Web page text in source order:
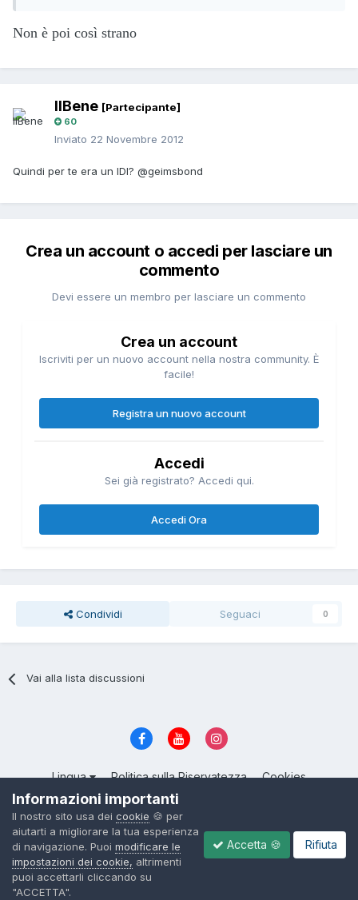
Non è poi così strano
IlBene [Partecipante]
60
Inviato 22 Novembre 2012
Quindi per te era un IDI? @geimsbond
Crea un account o accedi per lasciare un
commento
Devi essere un membro per lasciare un commento
Crea un account
Iscriviti per un nuovo account nella nostra community. È
facile!
Registra un nuovo account
Accedi
Sei già registrato? Accedi qui.
Accedi Ora
Condividi Seguaci 0
Vai alla lista discussioni
Lingua Politica sulla Riservatezza Cookies
© 2004 - 2026, ItalianSeduction.club — Community sulla Seduzione
numero 1 in Italia
Powered by Invision Community
Informazioni importanti
Il nostro sito usa dei cookie 🍪 per
aiutarti a migliorare la tua esperienza
di navigazione. Puoi modificare le
impostazioni dei cookie, altrimenti
puoi accettarli cliccando su
"ACCETTA".
Accetta 🍪 Rifiuta